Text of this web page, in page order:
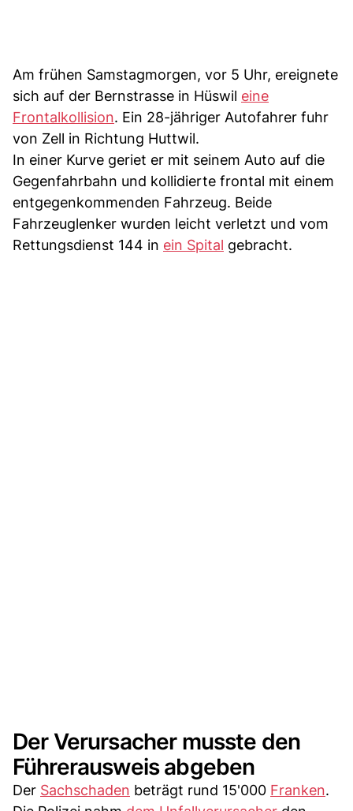
Am frühen Samstagmorgen, vor 5 Uhr, ereignete
sich auf der Bernstrasse in Hüswil eine
Frontalkollision. Ein 28-jähriger Autofahrer fuhr
von Zell in Richtung Huttwil.
In einer Kurve geriet er mit seinem Auto auf die
Gegenfahrbahn und kollidierte frontal mit einem
entgegenkommenden Fahrzeug. Beide
Fahrzeuglenker wurden leicht verletzt und vom
Rettungsdienst 144 in ein Spital gebracht.
Der Verursacher musste den
Führerausweis abgeben
Der Sachschaden beträgt rund 15'000 Franken.